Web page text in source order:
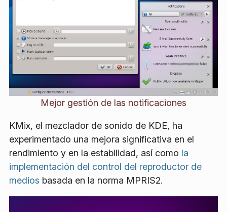
Mejor gestión de las notificaciones
KMix, el mezclador de sonido de KDE, ha
experimentado una mejora significativa en el
rendimiento y en la estabilidad, así como la
implementación del control del reproductor de
medios basada en la norma MPRIS2.